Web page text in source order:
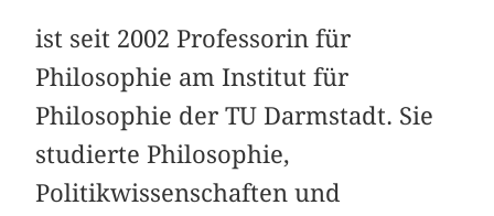
ist seit 2002 Professorin für
Philosophie am Institut für
Philosophie der TU Darmstadt. Sie
studierte Philosophie,
Politikwissenschaften und